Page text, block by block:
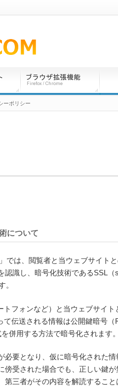
について
では、閲覧者と当ウェブサイト
認識し、暗号化技術であるSSL（
。
フォンなど）と当ウェブサイト
伝送される情報は公開鍵暗号（
併用する方法で暗号化されます。
必要となり、仮に暗号化された
傍受された場合でも、正しい鍵が
三者がその内容を解読すること
ーポリシー